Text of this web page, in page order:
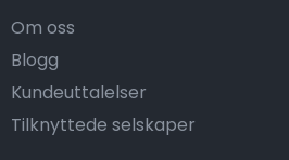
Om oss
Blogg
Kundeuttalelser
Tilknyttede selskaper